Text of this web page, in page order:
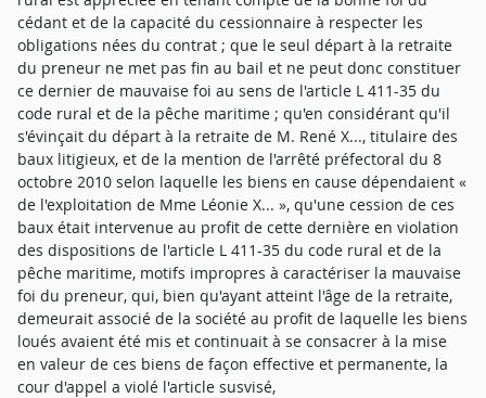
cédant et de la capacité du cessionnaire à respecter les
obligations nées du contrat ; que le seul départ à la retraite
du preneur ne met pas fin au bail et ne peut donc constituer
ce dernier de mauvaise foi au sens de l'article L 411-35 du
code rural et de la pêche maritime ; qu'en considérant qu'il
s'évinçait du départ à la retraite de M. René X..., titulaire des
baux litigieux, et de la mention de l'arrêté préfectoral du 8
octobre 2010 selon laquelle les biens en cause dépendaient «
de l'exploitation de Mme Léonie X... », qu'une cession de ces
baux était intervenue au profit de cette dernière en violation
des dispositions de l'article L 411-35 du code rural et de la
pêche maritime, motifs impropres à caractériser la mauvaise
foi du preneur, qui, bien qu'ayant atteint l'âge de la retraite,
demeurait associé de la société au profit de laquelle les biens
loués avaient été mis et continuait à se consacrer à la mise
en valeur de ces biens de façon effective et permanente, la
cour d'appel a violé l'article susvisé,